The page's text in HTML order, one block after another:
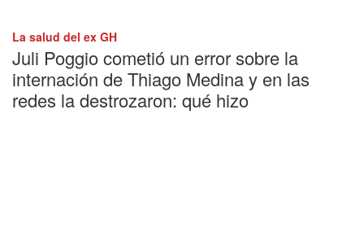
La salud del ex GH
Juli Poggio cometió un error sobre la
internación de Thiago Medina y en las
redes la destrozaron: qué hizo